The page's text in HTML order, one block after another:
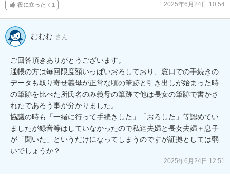
役に立った 1 2025年6月24日 10:54
むむむ さん
ご回答頂きありがとうございます。
通帳の方は毎回限度額いっぱいおろしており、窓口での手続きの
データも取り寄せ義母が正常な頃の筆跡と引き出しが始まった時
の筆跡を比べた所氏名のみ義母の筆跡で他は長女の筆跡で書かさ
れたであろう事が分かりました。
協議の時も「一緒に行って手続きした」「おろした」等認めてい
ましたが録音等はしていなかったので私達夫婦と長女夫婦＋息子
が「聞いた」というだけになってしまうのですが証拠としては弱
いでしょうか？
2025年6月24日 12:51